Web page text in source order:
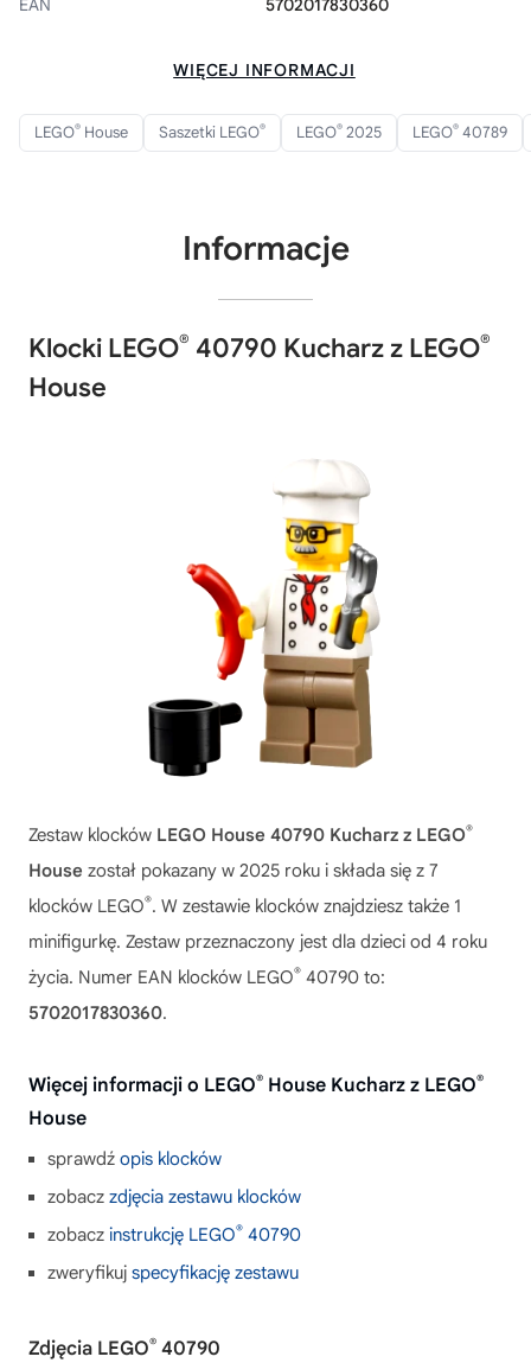
EAN
5702017830360
WIĘCEJ INFORMACJI
LEGO® House Saszetki LEGO® LEGO® 2025 LEGO® 40789
Informacje
Klocki LEGO® 40790 Kucharz z LEGO®
House
Zestaw klocków LEGO House 40790 Kucharz z LEGO®
House został pokazany w 2025 roku i składa się z 7
klocków LEGO®. W zestawie klocków znajdziesz także 1
minifigurkę. Zestaw przeznaczony jest dla dzieci od 4 roku
życia. Numer EAN klocków LEGO® 40790 to:
5702017830360.
Więcej informacji o LEGO® House Kucharz z LEGO®
House
sprawdź opis klocków
zobacz zdjęcia zestawu klocków
zobacz instrukcję LEGO® 40790
zweryfikuj specyfikację zestawu
Zdjęcia LEGO® 40790